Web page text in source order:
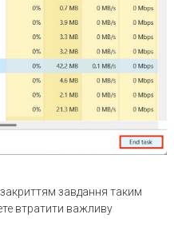
завдання таким
втратити важливу